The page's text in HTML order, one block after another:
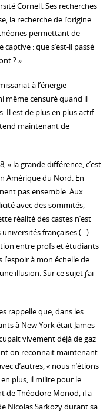
Cornell. Ses recherches
la recherche de l’origine
permettant de
: que s’est-il passé
? »
à l’énergie
même censuré quand il
Il est de plus en plus actif
maintenant de
« la grande différence, c’est
Amérique du Nord. En
pas ensemble. Aux
avec des sommités,
réalité des castes n’est
françaises (...)
entre profs et étudiants
l’espoir à mon échelle de
illusion. Sur ce sujet j’ai
rappelle que, dans les
à New York était James
vivement déjà de gaz
on reconnait maintenant
d’autres, « nous n’étions
plus, il milite pour le
de Théodore Monod, il a
Nicolas Sarkozy durant sa